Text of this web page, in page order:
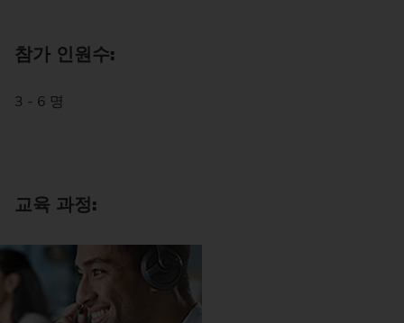
참가 인원수:
3 - 6 명
교육 과정:
5 일 혹은 이상